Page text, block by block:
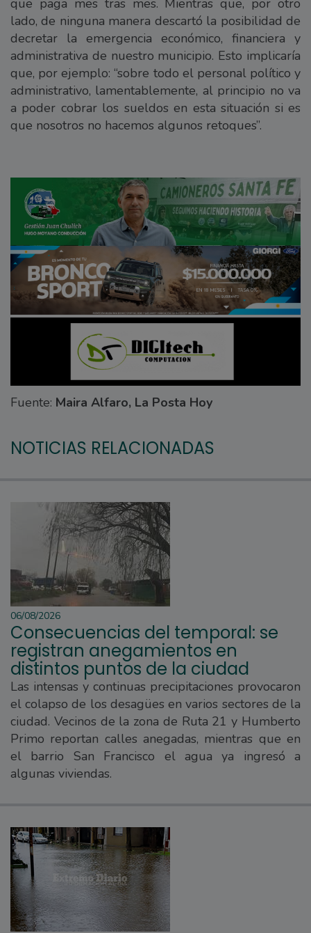
que paga mes tras mes. Mientras que, por otro
lado, de ninguna manera descartó la posibilidad de
decretar la emergencia económico, financiera y
administrativa de nuestro municipio. Esto implicaría
que, por ejemplo: “sobre todo el personal político y
administrativo, lamentablemente, al principio no va
a poder cobrar los sueldos en esta situación si es
que nosotros no hacemos algunos retoques”.
Fuente: Maira Alfaro, La Posta Hoy
NOTICIAS RELACIONADAS
06/08/2026
Consecuencias del temporal: se
registran anegamientos en
distintos puntos de la ciudad
Las intensas y continuas precipitaciones provocaron
el colapso de los desagües en varios sectores de la
ciudad. Vecinos de la zona de Ruta 21 y Humberto
Primo reportan calles anegadas, mientras que en
el barrio San Francisco el agua ya ingresó a
algunas viviendas.